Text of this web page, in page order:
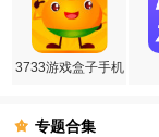
3733游戏盒子手机
专题合集